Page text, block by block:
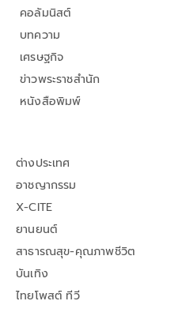
คอลัมนิสต์
บทความ
เศรษฐกิจ
ข่าวพระราชสำนัก
หนังสือพิมพ์
ต่างประเทศ
อาชญากรรม
X-CITE
ยานยนต์
สาธารณสุข-คุณภาพชีวิต
บันเทิง
ไทยโพสต์ ทีวี